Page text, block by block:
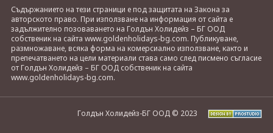
Съдържанието на тези страници е под защитата на Закона за
авторското право. При използване на информация от сайта е
задължително позоваването на Голдън Холидейз – БГ ООД
собственик на сайта www.goldenholidays-bg.com. Публикуване,
размножаване, всяка форма на комерсиално използване, както и
препечатването на цели материали става само след писмено съгласие
от Голдън Холидейз – БГ ООД собственик на сайта
www.goldenholidays-bg.com.
Голдън Холидейз-БГ ООД © 2023